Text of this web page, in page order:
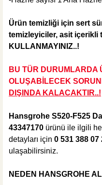
27.804,00 TL %47
Hansgrohe Talis M54 Spralli
26.207,18 TL
Ürün temizliği için sert
temizleyiciler, asit içerikli
KULLANMAYINIZ..!
BU TÜR DURUMLARDA
OLUŞABİLECEK
DIŞINDA KALACAKTIR..!
Hansgrohe S520-F525
43347170 ürünü ile ilgili
detayları için 0 531 388 07
ulaşabilirsiniz.
NEDEN HANSGROHE